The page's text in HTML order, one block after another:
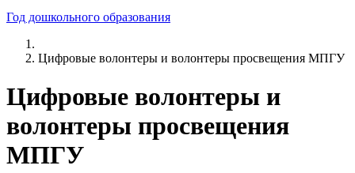
Год дошкольного образования
Цифровые волонтеры и волонтеры просвещения МПГУ
Цифровые волонтеры и
волонтеры просвещения
МПГУ